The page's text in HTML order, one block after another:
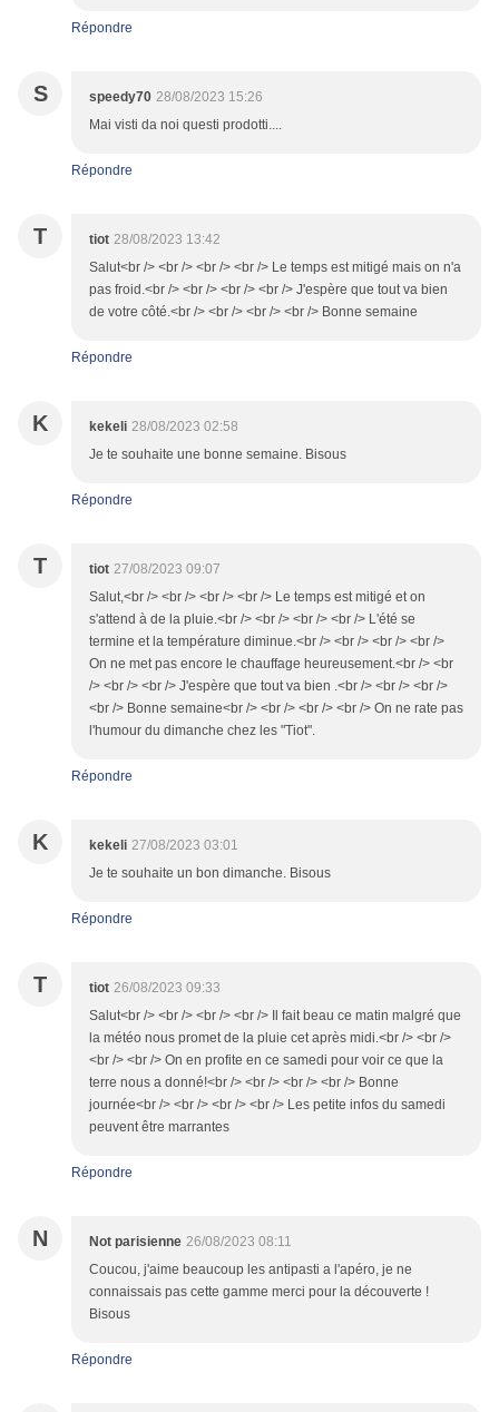
Répondre
S speedy70 28/08/2023 15:26
Mai visti da noi questi prodotti....
Répondre
T tiot 28/08/2023 13:42
Salut<br /> <br /> <br /> <br /> Le temps est mitigé mais on n'a
pas froid.<br /> <br /> <br /> <br /> J'espère que tout va bien
de votre côté.<br /> <br /> <br /> <br /> Bonne semaine
Répondre
K kekeli 28/08/2023 02:58
Je te souhaite une bonne semaine. Bisous
Répondre
T tiot 27/08/2023 09:07
Salut,<br /> <br /> <br /> <br /> Le temps est mitigé et on
s'attend à de la pluie.<br /> <br /> <br /> <br /> L'été se
termine et la température diminue.<br /> <br /> <br /> <br />
On ne met pas encore le chauffage heureusement.<br /> <br
/> <br /> <br /> J'espère que tout va bien .<br /> <br /> <br />
<br /> Bonne semaine<br /> <br /> <br /> <br /> On ne rate pas
l'humour du dimanche chez les "Tiot".
Répondre
K kekeli 27/08/2023 03:01
Je te souhaite un bon dimanche. Bisous
Répondre
T tiot 26/08/2023 09:33
Salut<br /> <br /> <br /> <br /> Il fait beau ce matin malgré que
la météo nous promet de la pluie cet après midi.<br /> <br />
<br /> <br /> On en profite en ce samedi pour voir ce que la
terre nous a donné!<br /> <br /> <br /> <br /> Bonne
journée<br /> <br /> <br /> <br /> Les petite infos du samedi
peuvent être marrantes
Répondre
N Not parisienne 26/08/2023 08:11
Coucou, j'aime beaucoup les antipasti a l'apéro, je ne
connaissais pas cette gamme merci pour la découverte !
Bisous
Répondre